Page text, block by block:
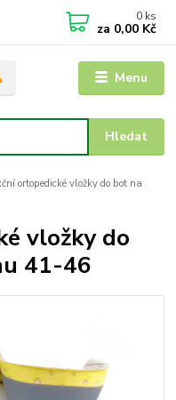
Menu
Hledat
0 ks
za 0,00 Kč
ortopedické vložky do bot na
vložky do
41-46